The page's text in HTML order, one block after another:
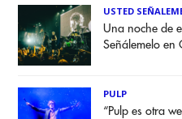
USTED
Una noche de
Señálemelo en
PULP
“Pulp es otra